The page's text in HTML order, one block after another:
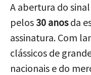
A abertura do
pelos 30 anosda
assinatura. Com
clássicos de
nacionais e do